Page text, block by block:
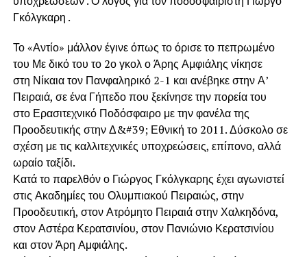
Γκόλγκαρη .
Το «Αντίο» μάλλον έγινε όπως το όρισε το πεπρωμένο
του Με δικό του το 2ο γκολ ο Άρης Αμφιάλης νίκησε
στη Νίκαια τον Πανφαληρικό 2-1 και ανέβηκε στην Α’
Πειραιά, σε ένα Γήπεδο που ξεκίνησε την πορεία του
στο Ερασιτεχνικό Ποδόσφαιρο με την φανέλα της
Προοδευτικής στην Δ&#39; Εθνική το 2011. Δύσκολο σε
σχέση με τις καλλιτεχνικές υποχρεώσεις, επίπονο, αλλά
ωραίο ταξίδι.
Κατά το παρελθόν ο Γιώργος Γκόλγκαρης έχει αγωνιστεί
στις Ακαδημίες του Ολυμπιακού Πειραιώς, στην
Προοδευτική, στον Ατρόμητο Πειραιά στην Χαλκηδόνα,
στον Αστέρα Κερατσινίου, στον Πανιώνιο Κερατσινίου
και στον Άρη Αμφιάλης.